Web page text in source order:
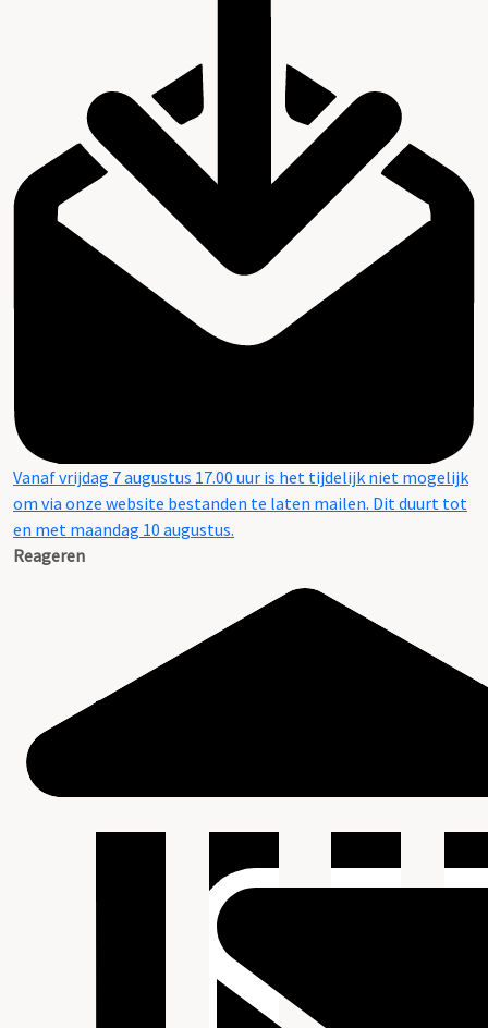
Vanaf vrijdag 7 augustus 17.00 uur is het tijdelijk niet mogelijk
om via onze website bestanden te laten mailen. Dit duurt tot
en met maandag 10 augustus.
Reageren